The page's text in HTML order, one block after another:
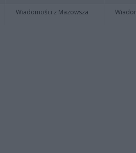
Wiadomości z Mazowsza